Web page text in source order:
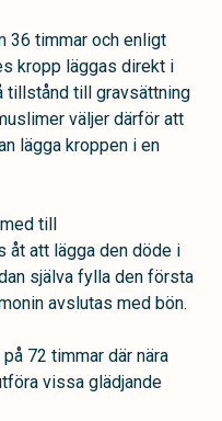
36 timmar och enligt
kropp läggas direkt i
tillstånd till gravsättning
väljer därför att
lägga kroppen i en
till
åt att lägga den döde i
själva fylla den första
avslutas med bön.
72 timmar där nära
vissa glädjande